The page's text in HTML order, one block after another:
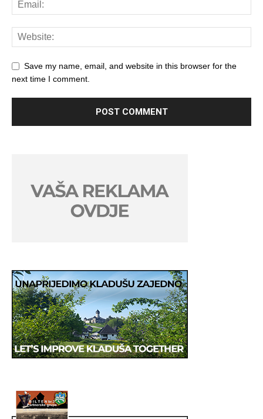
Save my name, email, and website in this browser for the
next time I comment.